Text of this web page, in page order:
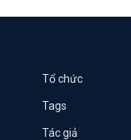
Tổ chức
Tags
Tác giả